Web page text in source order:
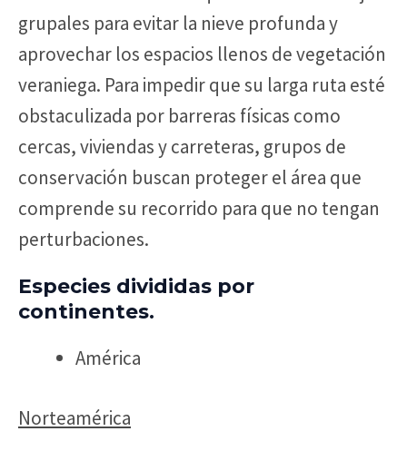
grupales para evitar la nieve profunda y
aprovechar los espacios llenos de vegetación
veraniega. Para impedir que su larga ruta esté
obstaculizada por barreras físicas como
cercas, viviendas y carreteras, grupos de
conservación buscan proteger el área que
comprende su recorrido para que no tengan
perturbaciones.
Especies divididas por
continentes.
América
Norteamérica